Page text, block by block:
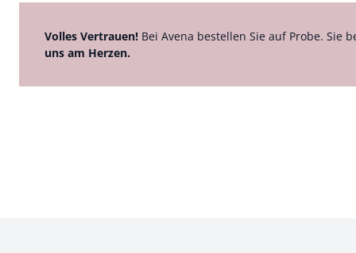
Volles Vertrauen! Bei Avena bestellen Sie auf Probe.
uns am Herzen.